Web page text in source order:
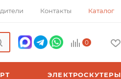
Контакты Каталог
0
ЭЛЕКТРОСКУТЕРЫ